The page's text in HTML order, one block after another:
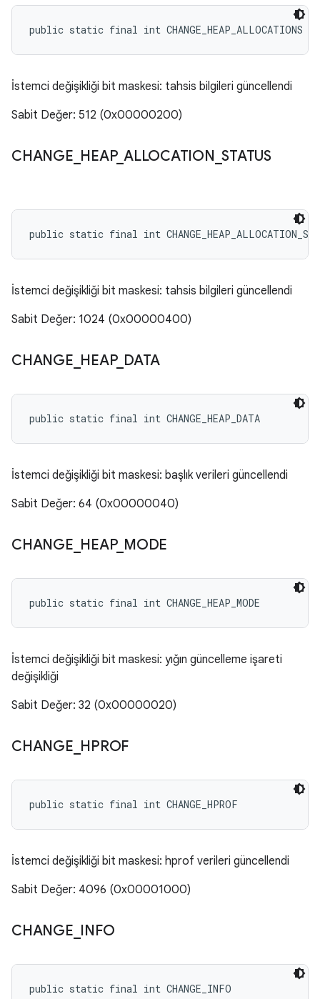
public static final int CHANGE_HEAP_ALLOCATIONS
İstemci değişikliği bit maskesi: tahsis bilgileri güncellendi
Sabit Değer: 512 (0x00000200)
CHANGE HEAP_ ALLOCATION _STATUS
public static final int
İstemci değişikliği bit maskesi: tahsis bilgileri güncellendi
Sabit Değer: 1024 (0x00000400)
CHANGE HEAP_ DATA
public static final int CHANGE_HEAP_DATA
İstemci değişikliği bit maskesi: başlık verileri güncellendi
Sabit Değer: 64 (0x00000040)
CHANGE HEAP_ MODE
public static final int CHANGE_HEAP_MODE
İstemci değişikliği bit maskesi: yığın güncelleme işareti
değişikliği
Sabit Değer: 32 (0x00000020)
CHANGE HPROF
public static final int CHANGE_HPROF
İstemci değişikliği bit maskesi: hprof verileri güncellendi
Sabit Değer: 4096 (0x00001000)
CHANGE INFO
public static final int CHANGE_INFO